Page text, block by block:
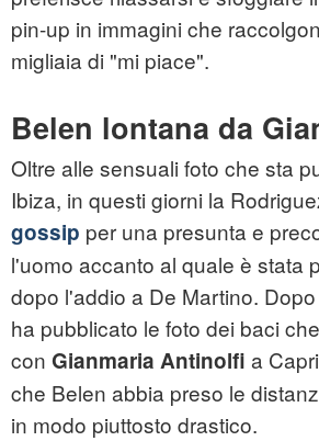
pin-up in immagini che
migliaia di "mi piace".
Belen lontana da
Oltre alle sensuali foto che sta
Ibiza, in questi giorni la
gossip per una presunta e
l'uomo accanto al quale è stata
dopo l'addio a De Martino.
ha pubblicato le foto dei baci
con Gianmaria Antinolfi a
che Belen abbia preso le
in modo piuttosto drastico.